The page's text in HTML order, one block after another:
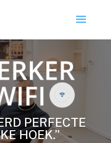
PERFECTE
HOEK.”